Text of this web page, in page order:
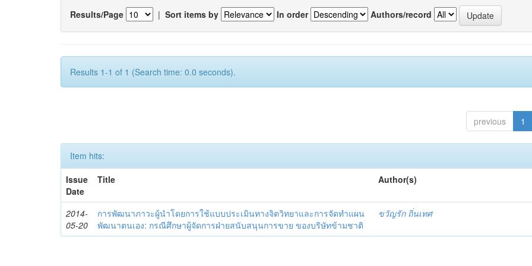
Results/Page | Sort items by In order Authors/record
Results 1-1 of 1 (Search time: 0.0 seconds).
previous 1
Item hits:
Issue
Date
Title Author(s)
2014-
05-20
การพัฒนาภาวะผู้นำโดยการใช้แบบประเมินทางจิตวิทยาและการจัดทำแผน
พัฒนาตนเอง: กรณีศึกษาผู้จัดการฝ่ายสนับสนุนการขาย ของบริษัทข้ามชาติ
ขวัญรัก ถิ่นเทศ